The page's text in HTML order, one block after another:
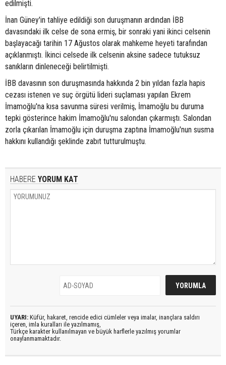
edilmişti.
İnan Güney'in tahliye edildiği son duruşmanın ardından İBB
davasındaki ilk celse de sona ermiş, bir sonraki yani ikinci celsenin
başlayacağı tarihin 17 Ağustos olarak mahkeme heyeti tarafından
açıklanmıştı. İkinci celsede ilk celsenin aksine sadece tutuksuz
sanıkların dinleneceği belirtilmişti.
İBB davasının son duruşmasında hakkında 2 bin yıldan fazla hapis
cezası istenen ve suç örgütü lideri suçlaması yapılan Ekrem
İmamoğlu'na kısa savunma süresi verilmiş, İmamoğlu bu duruma
tepki gösterince hakim İmamoğlu'nu salondan çıkarmıştı. Salondan
zorla çıkarılan İmamoğlu için duruşma zaptına İmamoğlu'nun susma
hakkını kullandığı şeklinde zabıt tutturulmuştu.
HABERE YORUM KAT
UYARI: Küfür, hakaret, rencide edici cümleler veya imalar, inançlara saldırı
içeren, imla kuralları ile yazılmamış,
Türkçe karakter kullanılmayan ve büyük harflerle yazılmış yorumlar
onaylanmamaktadır.